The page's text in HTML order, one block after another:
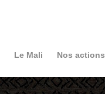
Le Mali Nos actions